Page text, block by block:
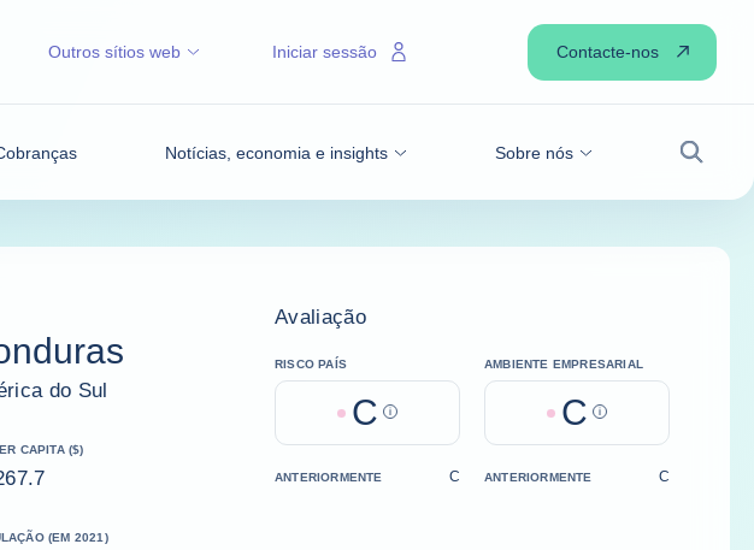
Notícias, economia e insights Sobre nós
Outros sítios web Iniciar sessão Contacte-nos
do Sul
CAPITA ($)
(EM 2021)
Avaliação
RISCO PAÍS
C Help
AMBIENTE EMPRESARIAL
C Help
ANTERIORMENTE C ANTERIORMENTE C